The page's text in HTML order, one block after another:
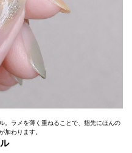
。ラメを薄く重ねることで、指先にほんの
加わります。